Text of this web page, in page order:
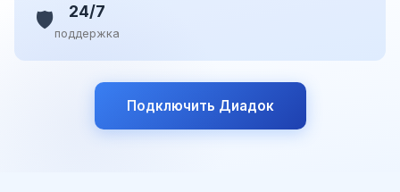
🛡️ 24/7
поддержка
Подключить Диадок